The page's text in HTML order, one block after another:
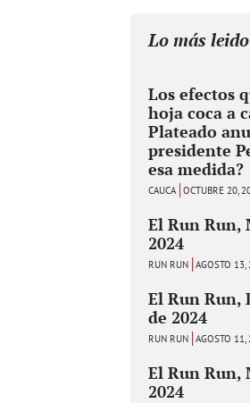
Lo más leido
Los efectos
hoja coca a
Plateado
presidente
esa medida?
CAUCA OCTUBRE 20,
El Run Run,
2024
RUN RUN AGOSTO 13,
El Run Run,
de 2024
RUN RUN AGOSTO 11,
El Run Run,
2024